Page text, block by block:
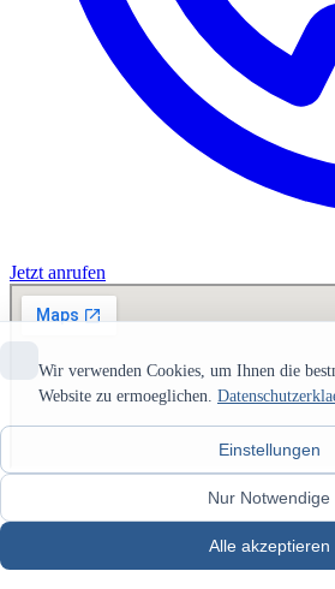
Jetzt anrufen
Wir verwenden Cookies, um Ihnen die
Website zu ermoeglichen.
Einstellungen
Nur Notwendige
Alle akzeptieren